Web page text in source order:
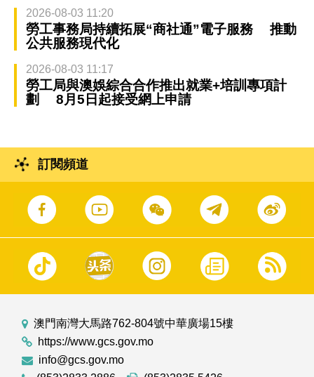
2026-08-03 11:20
勞工事務局持續拓展“商社通”電子服務 推動
公共服務現代化
2026-08-03 11:17
勞工局與澳娛綜合合作推出就業+培訓專項計
劃 8月5日起接受網上申請
訂閱頻道
澳門南灣大馬路762-804號中華廣場15樓
https://www.gcs.gov.mo
info@gcs.gov.mo